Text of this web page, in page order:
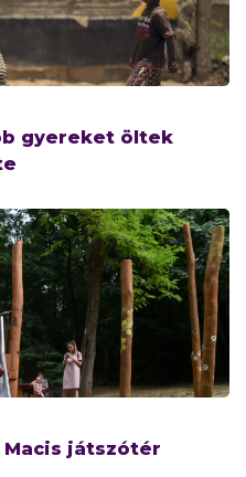
gyereket öltek
játszótér